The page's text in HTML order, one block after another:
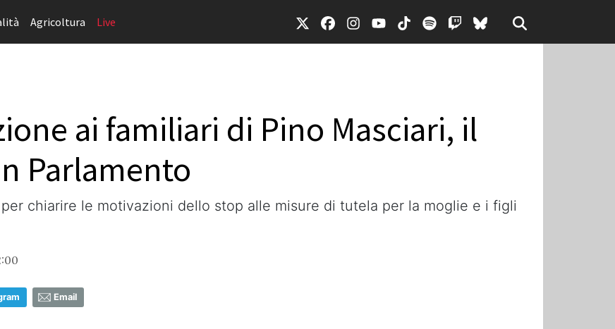
Agricoltura Live
ai familiari di Pino Masciari, il
Parlamento
chiarire le motivazioni dello stop alle misure di tutela per la moglie e i figli
Email